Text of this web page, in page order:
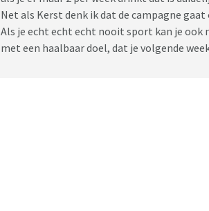
Net als Kerst denk ik dat de campagne
Als je echt echt echt nooit sport kan je ook
met een haalbaar doel, dat je volgende